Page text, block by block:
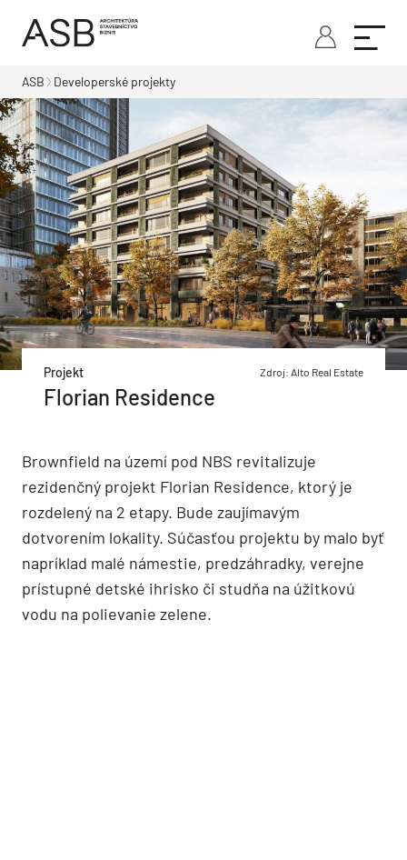
ASB Developerské projekty
Projekt Zdroj: Alto Real Estate
Florian Residence
Brownfield na území pod NBS revitalizuje
rezidenčný projekt Florian Residence, ktorý je
rozdelený na 2 etapy. Bude zaujímavým
dotvorením lokality. Súčasťou projektu by malo byť
napríklad malé námestie, predzáhradky, verejne
prístupné detské ihrisko či studňa na úžitkovú
vodu na polievanie zelene.